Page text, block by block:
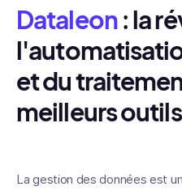
Dataleon: la
et du
meilleurs
La gestion des données est